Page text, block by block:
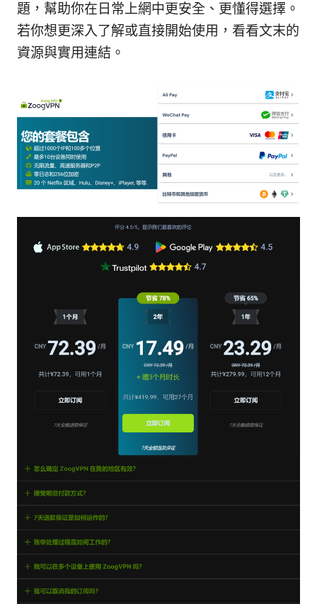
題，幫助你在日常上網中更安全、更懂得選擇。
若你想更深入了解或直接開始使用，看看文末的
資源與實用連結。